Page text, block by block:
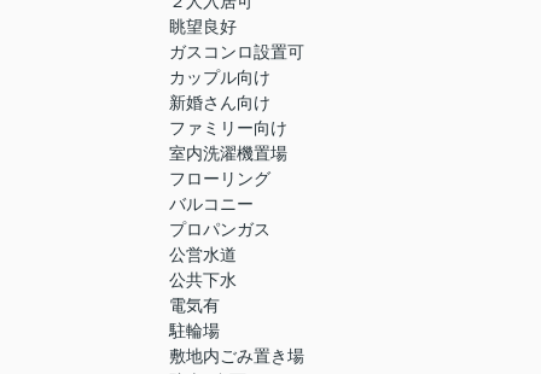
眺望良好
ガスコンロ設置可
カップル向け
新婚さん向け
ファミリー向け
室内洗濯機置場
フローリング
バルコニー
プロパンガス
公営水道
公共下水
電気有
駐輪場
敷地内ごみ置き場